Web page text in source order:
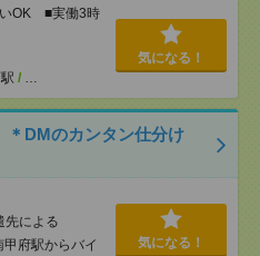
OK ■実働3時
/ …
気になる！
＊DMのカンタン仕分け
による
甲府駅からバイ
気になる！